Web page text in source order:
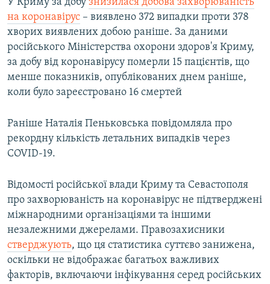
У Криму за добу знизилася добова захворюваність
на коронавірус – виявлено 372 випадки проти 378
хворих виявлених добою раніше. За даними
російського Міністерства охорони здоров'я Криму,
за добу від коронавірусу померли 15 пацієнтів, що
менше показників, опублікованих днем раніше,
коли було зареєстровано 16 смертей
Раніше Наталія Пеньковська повідомляла про
рекордну кількість летальних випадків через
COVID-19.
Відомості російської влади Криму та Севастополя
про захворюваність на коронавірус не підтверджені
міжнародними організаціями та іншими
незалежними джерелами. Правозахисники
стверджують, що ця статистика суттєво занижена,
оскільки не відображає багатьох важливих
факторів, включаючи інфікування серед російських